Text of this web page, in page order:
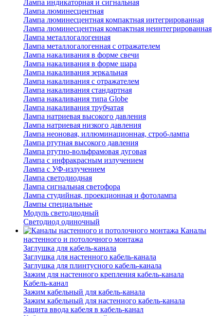
Лампа индикаторная и сигнальная
Лампа люминесцентная
Лампа люминесцентная компактная интегрированная
Лампа люминесцентная компактная неинтегрированная
Лампа металлогалогенная
Лампа металлогалогенная с отражателем
Лампа накаливания в форме свечи
Лампа накаливания в форме шара
Лампа накаливания зеркальная
Лампа накаливания с отражателем
Лампа накаливания стандартная
Лампа накаливания типа Globe
Лампа накаливания трубчатая
Лампа натриевая высокого давления
Лампа натриевая низкого давления
Лампа неоновая, иллюминационная, строб-лампа
Лампа ртутная высокого давления
Лампа ртутно-вольфрамовая дуговая
Лампа с инфракрасным излучением
Лампа с УФ-излучением
Лампа светодиодная
Лампа сигнальная светофора
Лампа студийная, проекционная и фотолампа
Лампы специальные
Модуль светодиодный
Светодиод одиночный
Каналы
настенного и потолочного монтажа
Заглушка для кабель-канала
Заглушка для настенного кабель-канала
Заглушка для плинтусного кабель-канала
Зажим для настенного крепления кабель-канала
Кабель-канал
Зажим кабельный для кабель-канала
Зажим кабельный для настенного кабель-канала
Защита ввода кабеля в кабель-канал